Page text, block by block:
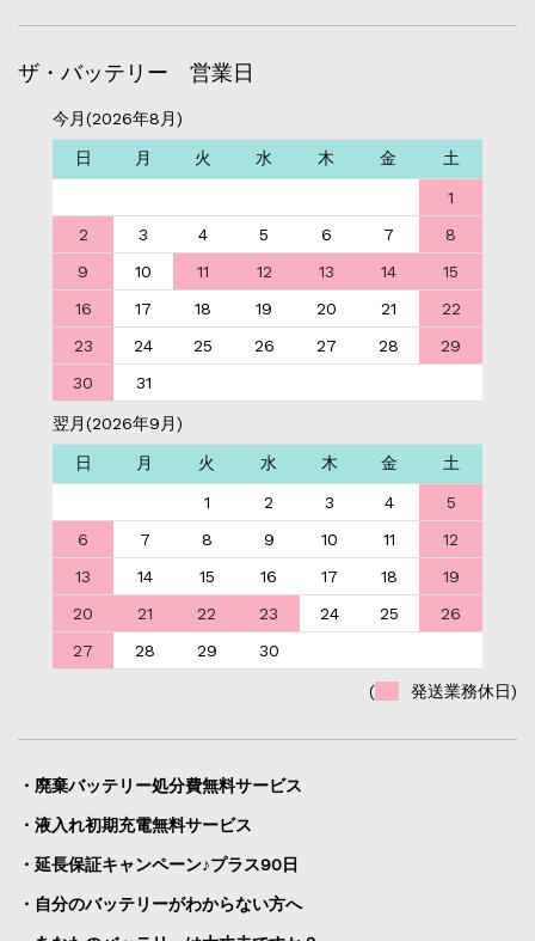
ザ・バッテリー 営業日
今月(2026年8月)
日 月 火 水 木 金 土
1
2
3 4 5 6 7
8
9
10 11 12 13 14
15
16
17 18 19 20 21
22
23
24 25 26 27 28
29
30
31
翌月(2026年9月)
日 月 火 水 木 金 土
1 2 3 4
5
6
7 8 9 10 11
12
13
14 15 16 17 18
19
20
21 22 23 24 25
26
27
28 29 30
( 発送業務休日)
・廃棄バッテリー処分費無料サービス
・液入れ初期充電無料サービス
・延長保証キャンペーン♪プラス90日
・自分のバッテリーがわからない方へ